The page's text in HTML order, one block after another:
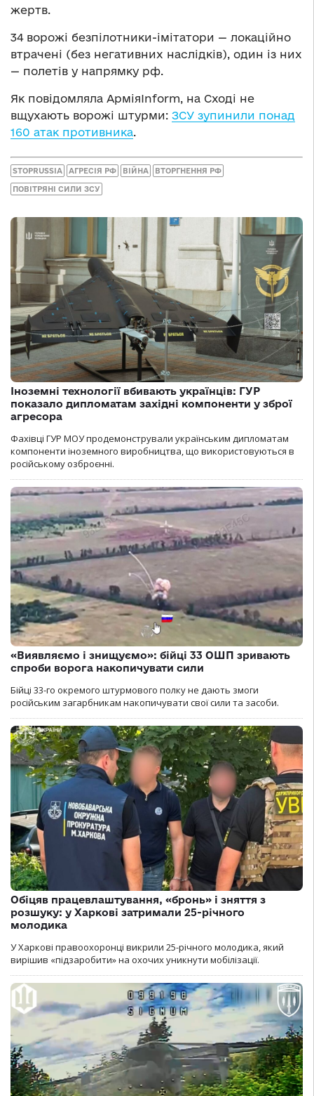
жертв.
34 ворожі безпілотники-імітатори — локаційно
втрачені (без негативних наслідків), один із них
— полетів у напрямку рф.
Як повідомляла АрміяInform, на Сході не
вщухають ворожі штурми: ЗСУ зупинили понад
160 атак противника.
STOPRUSSIA АГРЕСІЯ РФ ВІЙНА ВТОРГНЕННЯ РФ
ПОВІТРЯНІ СИЛИ ЗСУ
Іноземні технології вбивають українців: ГУР
показало дипломатам західні компоненти у зброї
агресора
Фахівці ГУР МОУ продемонстрували українським дипломатам
компоненти іноземного виробництва, що використовуються в
російському озброєнні.
«Виявляємо і знищуємо»: бійці 33 ОШП зривають
спроби ворога накопичувати сили
Бійці 33-го окремого штурмового полку не дають змоги
російським загарбникам накопичувати свої сили та засоби.
Обіцяв працевлаштування, «бронь» і зняття з
розшуку: у Харкові затримали 25-річного
молодика
У Харкові правоохоронці викрили 25-річного молодика, який
вирішив «підзаробити» на охочих уникнути мобілізації.